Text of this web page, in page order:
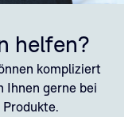
helfen?
kompliziert
Ihnen gerne bei
Produkte.